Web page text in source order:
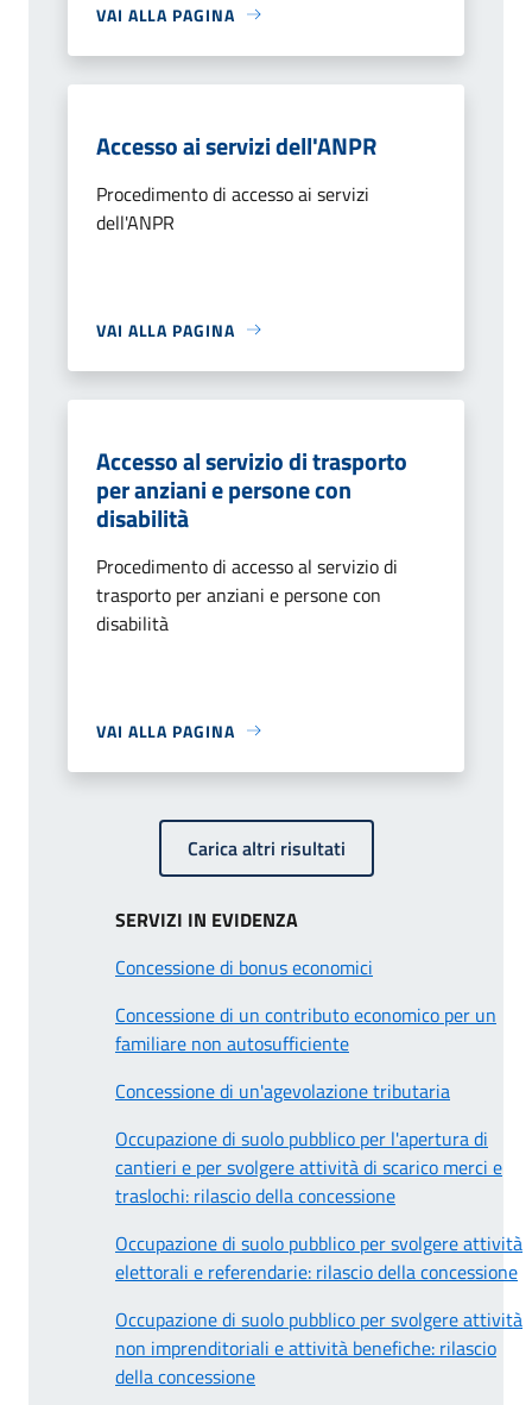
VAI ALLA PAGINA
Accesso ai servizi dell'ANPR
Procedimento di accesso ai servizi
dell'ANPR
VAI ALLA PAGINA
Accesso al servizio di trasporto
per anziani e persone con
disabilità
Procedimento di accesso al servizio di
trasporto per anziani e persone con
disabilità
VAI ALLA PAGINA
Carica altri risultati
SERVIZI IN EVIDENZA
Concessione di bonus economici
Concessione di un contributo economico per un
familiare non autosufficiente
Concessione di un'agevolazione tributaria
Occupazione di suolo pubblico per l'apertura di
cantieri e per svolgere attività di scarico merci e
traslochi: rilascio della concessione
Occupazione di suolo pubblico per svolgere attività
elettorali e referendarie: rilascio della concessione
Occupazione di suolo pubblico per svolgere attività
non imprenditoriali e attività benefiche: rilascio
della concessione